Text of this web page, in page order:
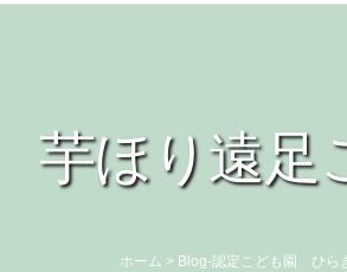
芋ほり遠足
ホーム > Blog-認定こども園 ひら